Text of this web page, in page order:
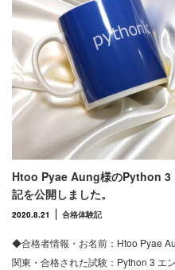
Htoo Pyae Aung様のPython 3
記を公開しました。
2020.8.21 合格体験記
◆合格者情報・お名前：Htoo Pyae
関東・合格された試験：Python 3 エ